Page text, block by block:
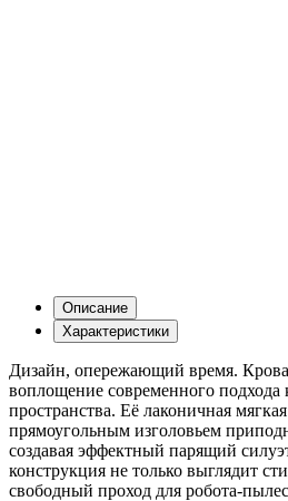
Описание
Характеристики
Дизайн, опережающий время.
воплощение современного подхода
пространства. Её лаконичная
прямоугольным изголовьем
создавая эффектный парящий
конструкция не только выглядит
свободный проход для робота-